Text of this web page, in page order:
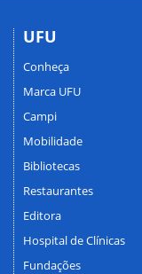
UFU
Conheça
Marca UFU
Campi
Mobilidade
Bibliotecas
Restaurantes
Editora
Hospital de Clínicas
Fundações